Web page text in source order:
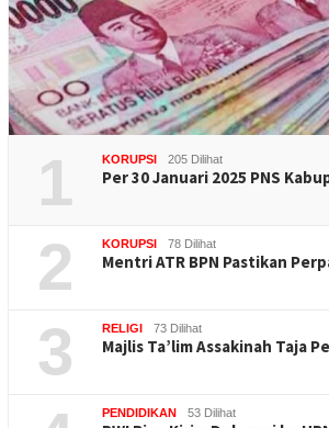
1 KORUPSI 205 Dilihat
Per 30 Januari 2025 PNS
2 KORUPSI 78 Dilihat
Mentri ATR BPN Pastikan
3 RELIGI 73 Dilihat
Majlis Ta’lim Assakinah Taja
PENDIDIKAN 53 Dilihat